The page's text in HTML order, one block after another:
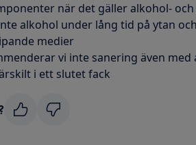
när det gäller alkohol- och
alkohol under lång tid på ytan och
medier
vi inte sanering även med
i ett slutet fack